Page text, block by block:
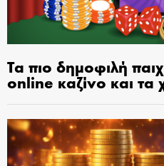
Τα πιο δημοφιλή
online καζίνο και τα